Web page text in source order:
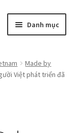
Danh mục
Made by
Việt phát triển đã